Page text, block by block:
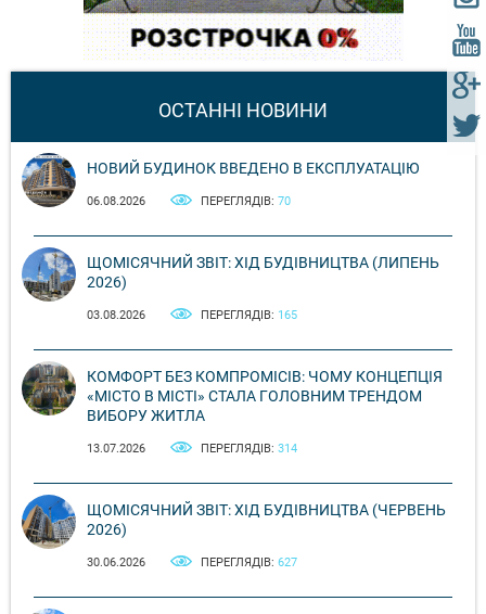
ОСТАННІ НОВИНИ
НОВИЙ БУДИНОК ВВЕДЕНО В ЕКСПЛУАТАЦІЮ
06.08.2026 ПЕРЕГЛЯДІВ: 70
ЩОМІСЯЧНИЙ ЗВІТ: ХІД БУДІВНИЦТВА (ЛИПЕНЬ
2026)
03.08.2026 ПЕРЕГЛЯДІВ: 165
КОМФОРТ БЕЗ КОМПРОМІСІВ: ЧОМУ КОНЦЕПЦІЯ
«МІСТО В МІСТІ» СТАЛА ГОЛОВНИМ ТРЕНДОМ
ВИБОРУ ЖИТЛА
13.07.2026 ПЕРЕГЛЯДІВ: 314
ЩОМІСЯЧНИЙ ЗВІТ: ХІД БУДІВНИЦТВА (ЧЕРВЕНЬ
2026)
30.06.2026 ПЕРЕГЛЯДІВ: 627